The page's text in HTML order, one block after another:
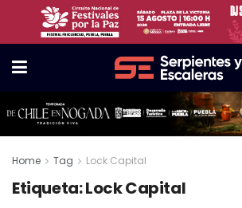
Home Tag Lock Capital
Etiqueta:Lock Capital